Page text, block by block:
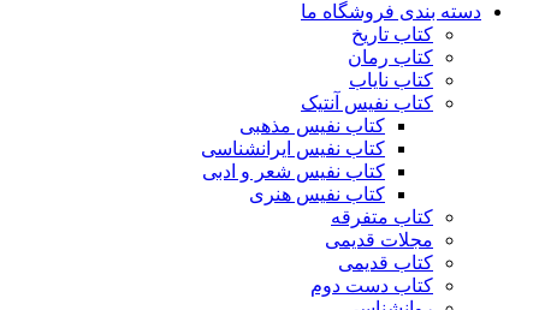
دسته بندی فروشگاه ما
کتاب تاریخ
کتاب رمان
کتاب نایاب
کتاب نفیس آنتیک
کتاب نفیس مذهبی
کتاب نفیس ایرانشناسی
کتاب نفیس شعر و ادبی
کتاب نفیس هنری
کتاب متفرقه
مجلات قدیمی
کتاب قدیمی
کتاب دست دوم